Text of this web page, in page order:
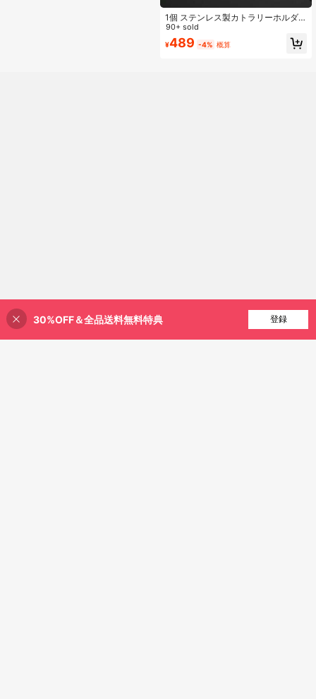
1個 ステンレス製カトラリーホルダ
ー、多目的スプーン・フォークホル
ダー、サイズ・カラー選択可、箸立
て、家庭用キッチン、ダイニングテ
90+ sold
¥489 -4% 概算
4% 割引！
30%OFF＆全品送料無料特典 登録